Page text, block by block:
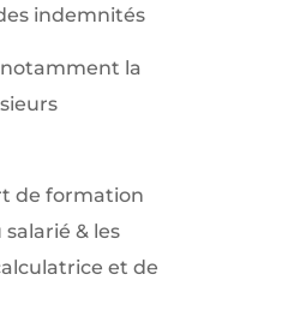
indemnités
la
de formation
& les
et de